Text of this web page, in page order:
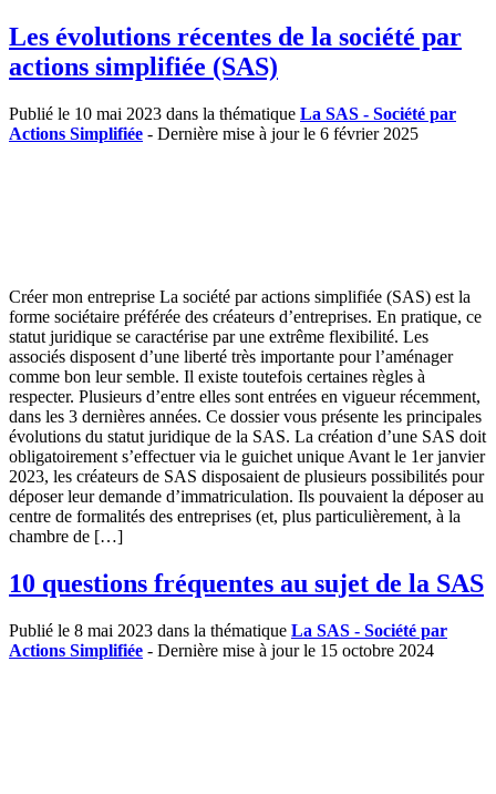
Les évolutions récentes de la société par
actions simplifiée (SAS)
Publié le 10 mai 2023 dans la thématique La SAS - Société par
Actions Simplifiée - Dernière mise à jour le 6 février 2025
Créer mon entreprise La société par actions simplifiée (SAS) est la
forme sociétaire préférée des créateurs d’entreprises. En pratique, ce
statut juridique se caractérise par une extrême flexibilité. Les
associés disposent d’une liberté très importante pour l’aménager
comme bon leur semble. Il existe toutefois certaines règles à
respecter. Plusieurs d’entre elles sont entrées en vigueur récemment,
dans les 3 dernières années. Ce dossier vous présente les principales
évolutions du statut juridique de la SAS. La création d’une SAS doit
obligatoirement s’effectuer via le guichet unique Avant le 1er janvier
2023, les créateurs de SAS disposaient de plusieurs possibilités pour
déposer leur demande d’immatriculation. Ils pouvaient la déposer au
centre de formalités des entreprises (et, plus particulièrement, à la
chambre de […]
10 questions fréquentes au sujet de la SAS
Publié le 8 mai 2023 dans la thématique La SAS - Société par
Actions Simplifiée - Dernière mise à jour le 15 octobre 2024